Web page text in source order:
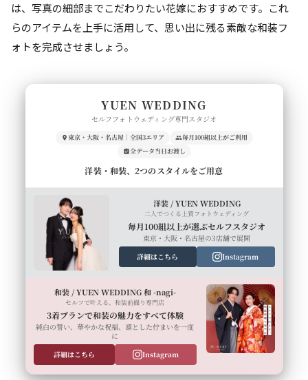
は、写真の細部までこだわりたい花嫁におすすめです。これ
らのアイテムを上手に活用して、思い出に残る素敵な和装フ
ォトを完成させましょう。
YUEN WEDDING
セルフフォトウェディング専門スタジオ
東京・大阪・名古屋｜全国3エリア
毎月100組以上がご利用
全データ当日お渡し
洋装・和装、2つのスタイルをご用意
洋装 / YUEN WEDDING
二人でつくる上質フォトウェディング
毎月100組以上が選ぶセルフスタジオ
東京・大阪・名古屋の3店舗で展開
詳細はこちら
Instagram
和装 / YUEN WEDDING 和 -nagi-
セルフで叶える、和装前撮り専門店
3着プランで和装の魅力をすべて体験
純白の誓い、華やかな祝福、凛とした佇まいを一度
に
詳細はこちら
Instagram